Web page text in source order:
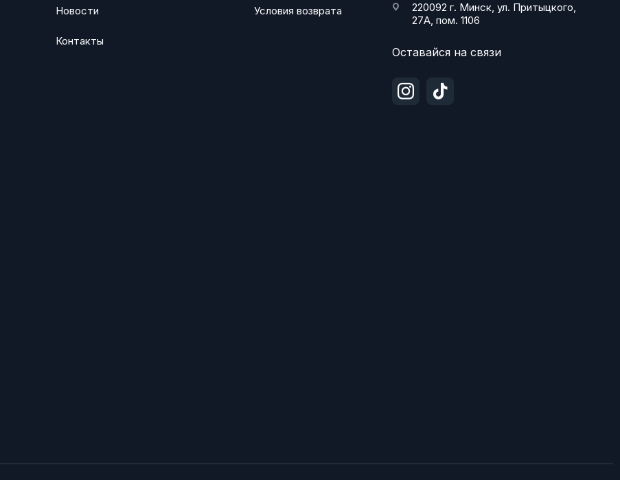
Новости
Контакты
Условия возврата
220092 г. Минск, ул. Притыцкого,
27А, пом. 1106
Оставайся на связи